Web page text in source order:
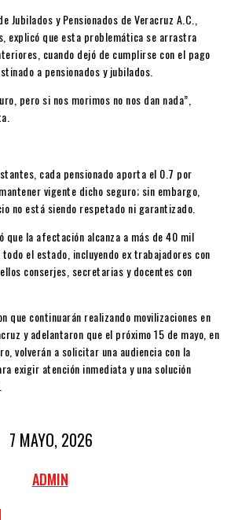
Jubilados y Pensionados de Veracruz A.C.,
explicó que esta problemática se arrastra
cuando dejó de cumplirse con el pago
a pensionados y jubilados.
pero si nos morimos no nos dan nada”,
cada pensionado aporta el 0.7 por
vigente dicho seguro; sin embargo,
no está siendo respetado ni garantizado.
que la afectación alcanza a más de 40 mil
el estado, incluyendo ex trabajadores con
conserjes, secretarias y docentes con
que continuarán realizando movilizaciones en
y adelantaron que el próximo 15 de mayo, en
volverán a solicitar una audiencia con la
exigir atención inmediata y una solución
7 MAYO, 2026
ADMIN